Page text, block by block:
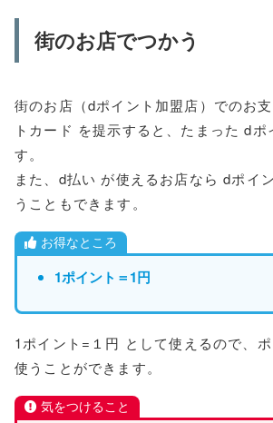
街のお店でつかう
街のお店（dポイント加盟店）でのお
トカード を提示すると、たまった dポ
す。
また、d払い が使えるお店なら dポイ
うこともできます。
お得なところ
1ポイント＝1円
1ポイント=１円 として使えるので、
使うことができます。
気をつけること